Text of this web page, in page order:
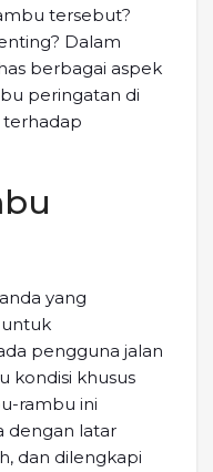
tersebut?
Dalam
berbagai aspek
peringatan di
terhadap
yang
untuk
pengguna jalan
kondisi khusus
rambu ini
dengan latar
dan dilengkapi